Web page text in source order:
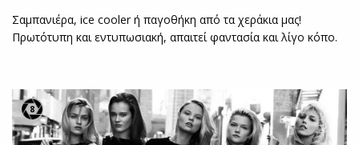
Σαμπανιέρα, ice cooler ή παγοθήκη από τα χεράκια μας!
Πρωτότυπη και εντυπωσιακή, απαιτεί φαντασία και λίγο κόπο.
8